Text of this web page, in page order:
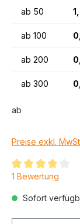
ab 50
ab 100
ab 200
ab 300
ab
Preise exkl.
1 Bewertung
Sofort